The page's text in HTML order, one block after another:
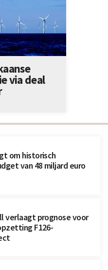
om historisch
van 48 miljard euro
verlaagt prognose voor
F126-
via deal